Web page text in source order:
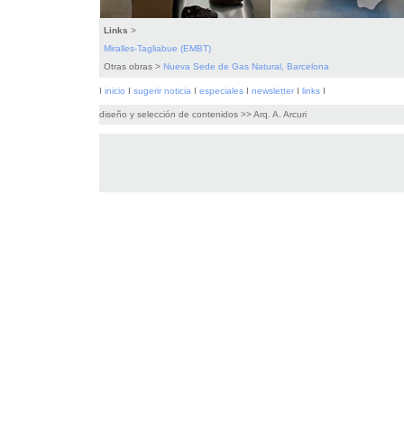
Links >
Miralles-Tagliabue (EMBT)
Otras obras > Nueva Sede de Gas Natural, Barcelona
I inicio I sugerir noticia I especiales I newsletter I links I
diseño y selección de contenidos >> Arq. A. Arcuri